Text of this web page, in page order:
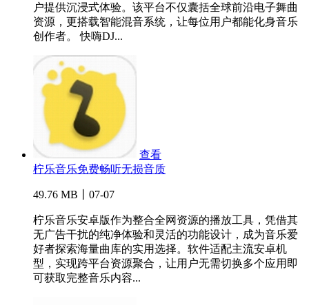
户提供沉浸式体验。该平台不仅囊括全球前沿电子舞曲
资源，更搭载智能混音系统，让每位用户都能化身音乐
创作者。 快嗨DJ...
查看
柠乐音乐免费畅听无损音质
49.76 MB丨07-07
柠乐音乐安卓版作为整合全网资源的播放工具，凭借其
无广告干扰的纯净体验和灵活的功能设计，成为音乐爱
好者探索海量曲库的实用选择。软件适配主流安卓机
型，实现跨平台资源聚合，让用户无需切换多个应用即
可获取完整音乐内容...